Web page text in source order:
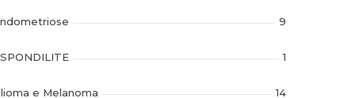
9
1
e Melanoma 14